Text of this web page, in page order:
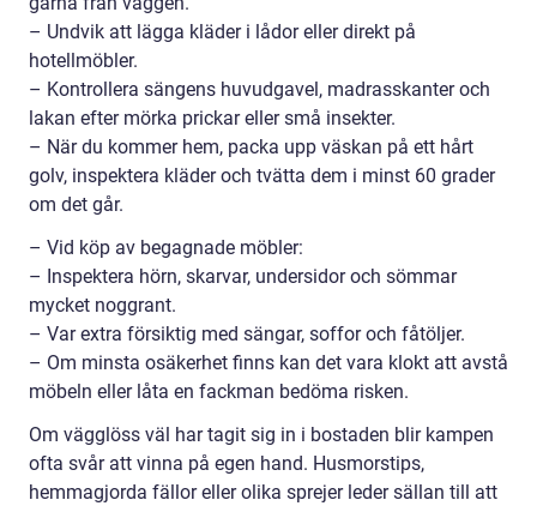
– Undvik att lägga kläder i lådor eller direkt på
hotellmöbler.
– Kontrollera sängens huvudgavel, madrasskanter och
lakan efter mörka prickar eller små insekter.
– När du kommer hem, packa upp väskan på ett hårt
golv, inspektera kläder och tvätta dem i minst 60 grader
om det går.
– Vid köp av begagnade möbler:
– Inspektera hörn, skarvar, undersidor och sömmar
mycket noggrant.
– Var extra försiktig med sängar, soffor och fåtöljer.
– Om minsta osäkerhet finns kan det vara klokt att avstå
möbeln eller låta en fackman bedöma risken.
Om vägglöss väl har tagit sig in i bostaden blir kampen
ofta svår att vinna på egen hand. Husmorstips,
hemmagjorda fällor eller olika sprejer leder sällan till att